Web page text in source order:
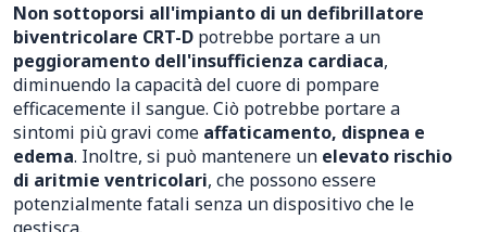
Non sottoporsi all'impianto di un defibrillatore
biventricolare CRT-D potrebbe portare a un
peggioramento dell'insufficienza cardiaca,
diminuendo la capacità del cuore di pompare
efficacemente il sangue. Ciò potrebbe portare a
sintomi più gravi come affaticamento, dispnea e
edema. Inoltre, si può mantenere un elevato rischio
di aritmie ventricolari, che possono essere
potenzialmente fatali senza un dispositivo che le